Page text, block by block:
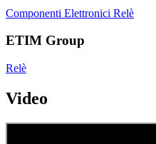
Componenti Elettronici Relè
ETIM Group
Relè
Video